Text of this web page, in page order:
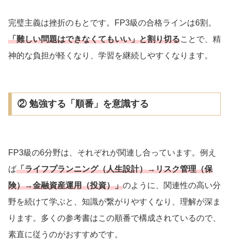
完璧主義は挫折のもとです。FP3級の合格ラインは6割。
「難しい問題はできなくてもいい」と割り切ることで、精
神的な負担が軽くなり、学習を継続しやすくなります。
② 勉強する「順番」を意識する
FP3級の6分野は、それぞれが関連し合っています。例え
ば「ライフプランニング（人生設計）→リスク管理（保
険）→金融資産運用（投資）」のように、関連性の高い分
野を続けて学ぶと、知識が繋がりやすくなり、理解が深ま
ります。多くの参考書はこの順番で構成されているので、
素直に従うのがおすすめです。